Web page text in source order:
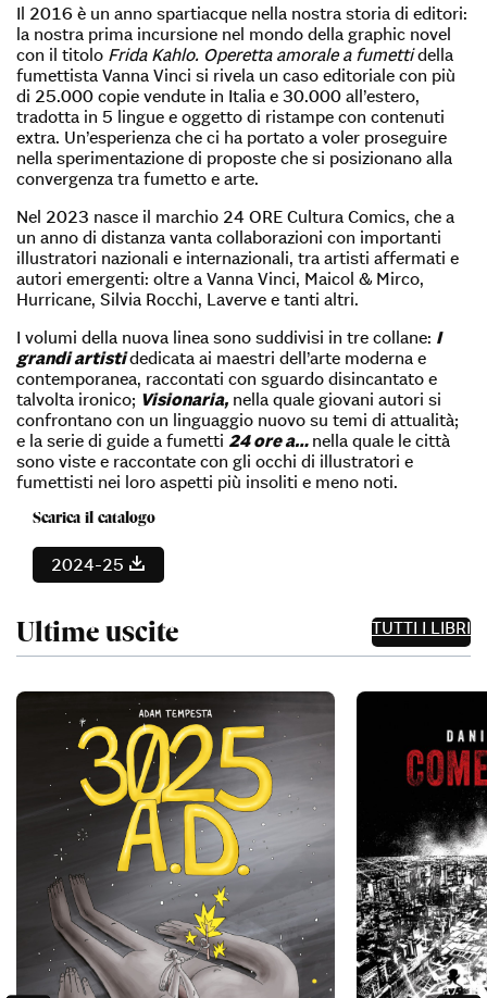
Il 2016 è un anno spartiacque nella nostra storia di editori:
la nostra prima incursione nel mondo della graphic novel
con il titolo Frida Kahlo. Operetta amorale a fumettidella
fumettista Vanna Vinci si rivela un caso editoriale con più
di 25.000 copie vendute in Italia e 30.000 all’estero,
tradotta in 5 lingue e oggetto di ristampe con contenuti
extra. Un’esperienza che ci ha portato a voler proseguire
nella sperimentazione di proposte che si posizionano alla
convergenza tra fumetto e arte.
Nel 2023 nasce il marchio 24 ORE Cultura Comics, che a
un anno di distanza vanta collaborazioni con importanti
illustratori nazionali e internazionali, tra artisti affermati e
autori emergenti: oltre a Vanna Vinci, Maicol & Mirco,
Hurricane, Silvia Rocchi, Laverve e tanti altri.
I volumi della nuova linea sono suddivisi in tre collane: I
grandi artistidedicata ai maestri dell’arte moderna e
contemporanea, raccontati con sguardo disincantato e
talvolta ironico; Visionaria, nella quale giovani autori si
confrontano con un linguaggio nuovo su temi di attualità;
e la serie di guide a fumetti 24 ore a… nella quale le città
sono viste e raccontate con gli occhi di illustratori e
fumettisti nei loro aspetti più insoliti e meno noti.
Scarica il catalogo
Catalogo 2024-2025
2024-25
Ultime uscite TUTTI I LIBRI